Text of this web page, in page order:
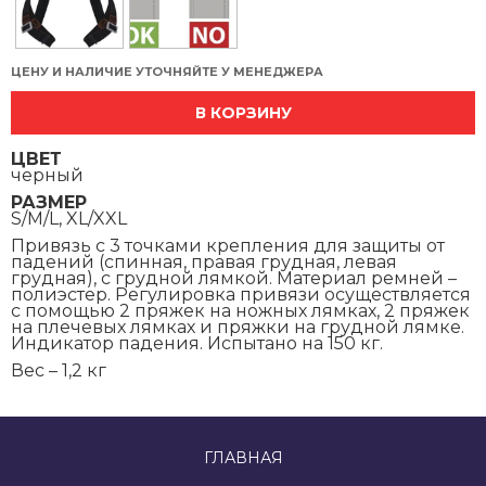
ЦЕНУ И НАЛИЧИЕ УТОЧНЯЙТЕ У МЕНЕДЖЕРА
В КОРЗИНУ
ЦВЕТ
черный
РАЗМЕР
S/M/L, XL/XXL
Привязь с 3 точками крепления для защиты от
падений (спинная, правая грудная, левая
грудная), с грудной лямкой. Материал ремней –
полиэстер. Регулировка привязи осуществляется
с помощью 2 пряжек на ножных лямках, 2 пряжек
на плечевых лямках и пряжки на грудной лямке.
Индикатор падения. Испытано на 150 кг.
Вес – 1,2 кг
ГЛАВНАЯ